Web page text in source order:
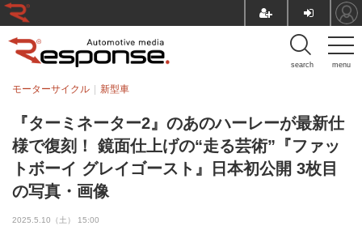
menu
search
『ターミネーター2』のあのハーレーが最新仕
様で復刻！ 鏡面仕上げの“走る芸術”『ファッ
トボーイ グレイゴースト』日本初公開 3枚目
の写真・画像
モーターサイクル 新型車
2025.5.10（土） 15:00